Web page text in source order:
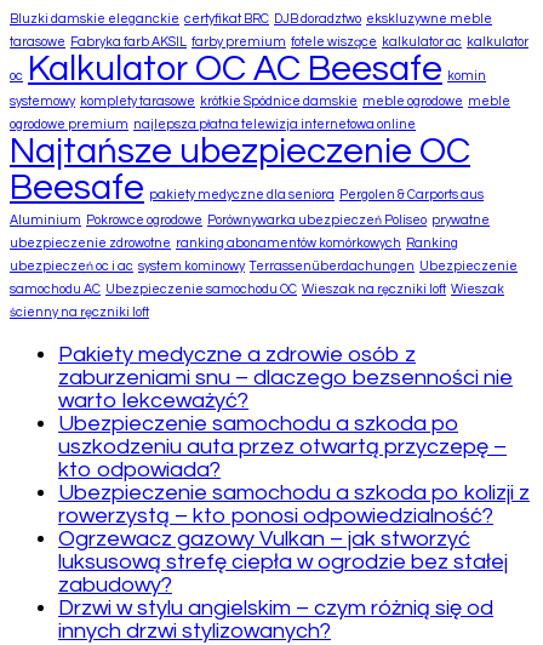
Bluzki damskie eleganckie certyfikat BRC DJB doradztwo ekskluzywne meble
tarasowe
Fabryka farb AKSIL farby premium fotele wiszące kalkulator ac kalkulator
oc Kalkulator OC AC Beesafe komin
systemowy komplety tarasowe krótkie Spódnice damskie meble ogrodowe meble
ogrodowe premium najlepsza płatna telewizja internetowa online
Najtańsze ubezpieczenie OC
Beesafe pakiety medyczne dla seniora
Pergolen & Carports aus
Aluminium
Pokrowce ogrodowe Porównywarka ubezpieczeń Poliseo prywatne
ubezpieczenie zdrowotne ranking abonamentów komórkowych
Ranking
ubezpieczeń oc i ac system kominowy Terrassenüberdachungen Ubezpieczenie
samochodu AC Ubezpieczenie samochodu OC Wieszak na ręczniki loft Wieszak
ścienny na ręczniki loft
Pakiety medyczne a zdrowie osób z
zaburzeniami snu – dlaczego bezsenności nie
warto lekceważyć?
Ubezpieczenie samochodu a szkoda po
uszkodzeniu auta przez otwartą przyczepę –
kto odpowiada?
Ubezpieczenie samochodu a szkoda po kolizji z
rowerzystą – kto ponosi odpowiedzialność?
Ogrzewacz gazowy Vulkan – jak stworzyć
luksusową strefę ciepła w ogrodzie bez stałej
zabudowy?
Drzwi w stylu angielskim – czym różnią się od
innych drzwi stylizowanych?